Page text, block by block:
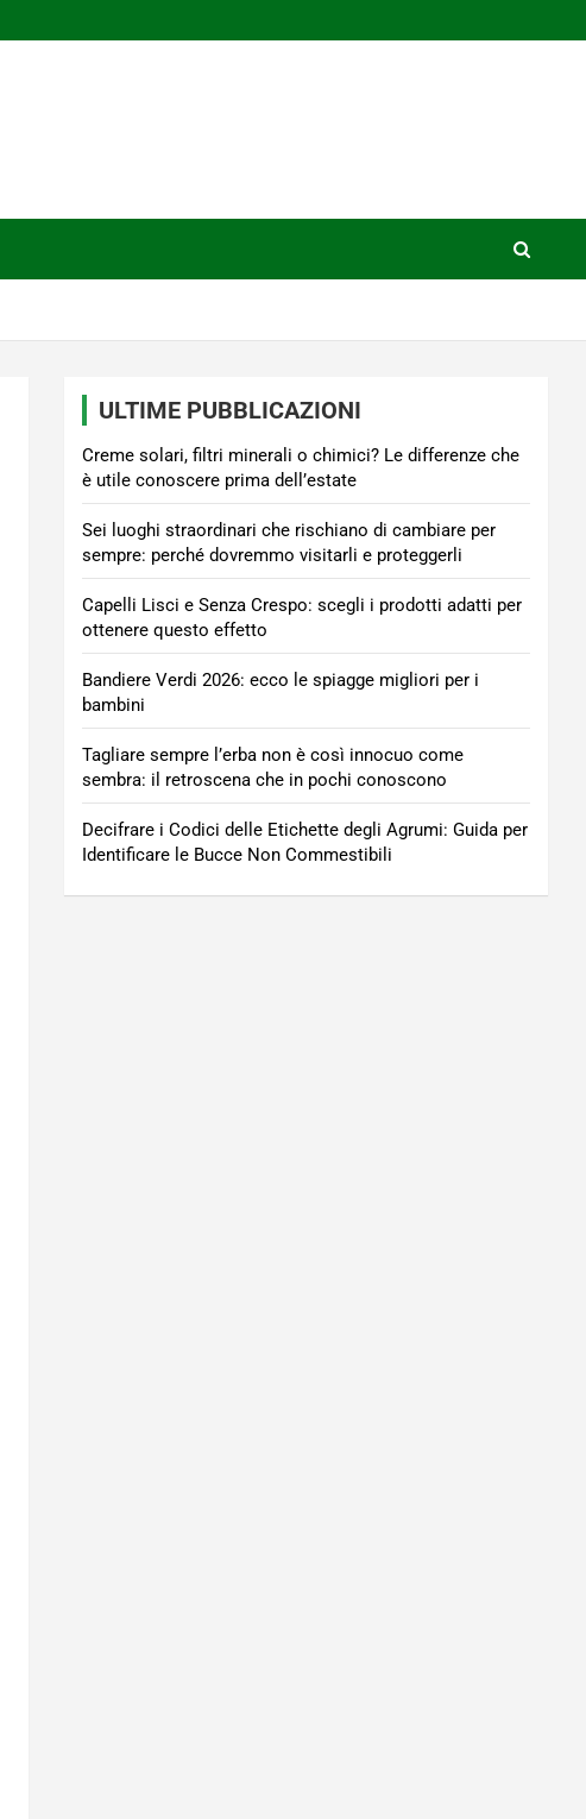
ULTIME PUBBLICAZIONI
Creme solari, filtri minerali o chimici? Le differenze che
è utile conoscere prima dell’estate
Sei luoghi straordinari che rischiano di cambiare per
sempre: perché dovremmo visitarli e proteggerli
Capelli Lisci e Senza Crespo: scegli i prodotti adatti per
ottenere questo effetto
Bandiere Verdi 2026: ecco le spiagge migliori per i
bambini
Tagliare sempre l’erba non è così innocuo come
sembra: il retroscena che in pochi conoscono
Decifrare i Codici delle Etichette degli Agrumi: Guida per
Identificare le Bucce Non Commestibili